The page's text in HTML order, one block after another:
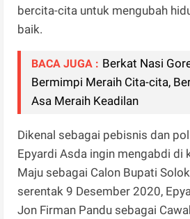
bercita-cita untuk mengubah
baik.
BACA JUGA : Berkat Nasi
Bermimpi Meraih Cita-cita,
Asa Meraih Keadilan
Dikenal sebagai pebisnis dan
Epyardi Asda ingin mengabdi di
Maju sebagai Calon Bupati
serentak 9 Desember 2020,
Jon Firman Pandu sebagai